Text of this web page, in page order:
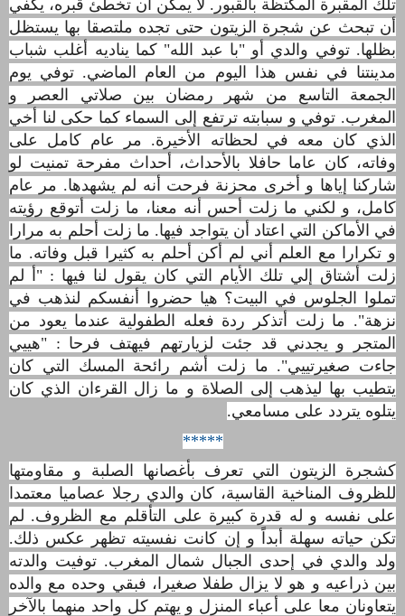
تلك المقبرة المكتظة بالقبور. لا يمكن أن تخطئ قبره، يكفي
أن تبحث عن شجرة الزيتون حتى تجده ملتصقا بها يستظل
بظلها. توفي والدي أو "با عبد الله" كما يناديه أغلب شباب
مدينتنا في نفس هذا اليوم من العام الماضي. توفي يوم
الجمعة التاسع من شهر رمضان بين صلاتي العصر و
المغرب. توفي و سبابته ترتفع إلى السماء كما حكى لنا أخي
الذي كان معه في لحظاته الأخيرة. مر عام كامل على
وفاته، كان عاما حافلا بالأحداث، أحداث مفرحة تمنيت لو
شاركنا إياها و أخرى محزنة فرحت أنه لم يشهدها. مر عام
كامل، و لكني ما زلت أحس أنه معنا، ما زلت أتوقع رؤيته
في الأماكن التي اعتاد أن يتواجد فيها. ما زلت أحلم به مرارا
و تكرارا مع العلم أني لم أكن أحلم به كثيرا قبل وفاته. ما
زلت أشتاق إلي تلك الأيام التي كان يقول لنا فيها : "أ لم
تملوا الجلوس في البيت؟ هيا حضروا أنفسكم لنذهب في
نزهة". ما زلت أتذكر ردة فعله الطفولية عندما يعود من
المتجر و يجدني قد جئت لزيارتهم فيهتف فرحا : "هييي
جاءت صغيرتييي". ما زلت أشم رائحة المسك التي كان
يتطيب بها ليذهب إلى الصلاة و ما زال القرءان الذي كان
يتلوه يتردد على مسامعي.
*****
كشجرة الزيتون التي تعرف بأغصانها الصلبة و مقاومتها
للظروف المناخية القاسية، كان والدي رجلا عصاميا معتمدا
على نفسه و له قدرة كبيرة على التأقلم مع الظروف. لم
تكن حياته سهلة أبداً و إن كانت نفسيته تظهر عكس ذلك.
ولد والدي في إحدى الجبال شمال المغرب.توفيت والدته
بين ذراعيه و هو لا يزال طفلا صغيرا، فبقي وحده مع والده
يتعاونان معا على أعباء المنزل و يهتم كل واحد منهما بالآخر